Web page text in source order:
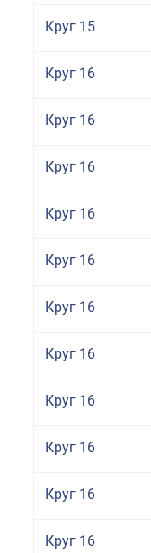
Круг 15
Круг 16
Круг 16
Круг 16
Круг 16
Круг 16
Круг 16
Круг 16
Круг 16
Круг 16
Круг 16
Круг 16